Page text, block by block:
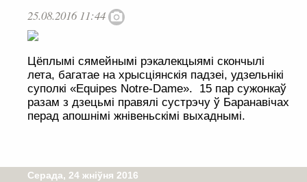
25.08.2016 11:44
Цёплымі сямейнымі рэкалекцыямі скончылі
лета, багатае на хрысціянскія падзеі, удзельнікі
суполкі «Equipes Notre-Dame». 15 пар сужонкаў
разам з дзецьмі правялі сустрэчу ў Баранавічах
перад апошнімі жнівеньскімі выхаднымі.
Серада, 24 жніўня 2016